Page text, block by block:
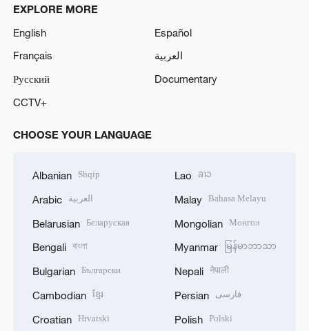
EXPLORE MORE
English
Español
Français
العربية
Русский
Documentary
CCTV+
CHOOSE YOUR LANGUAGE
Albanian Shqip
Arabic العربية
Belarusian Беларуская
Bengali বাংলা
Bulgarian Български
Cambodian ខ្មែរ
Croatian Hrvatski
Lao ລາວ
Malay Bahasa Melayu
Mongolian Монгол
Myanmar မြန်မာဘာသာ
Nepali नेपाली
Persian فارسی
Polish Polski